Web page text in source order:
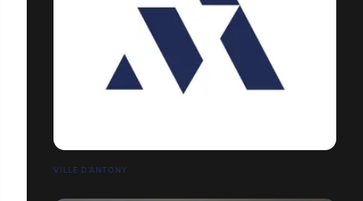
VILLE D’ANTONY